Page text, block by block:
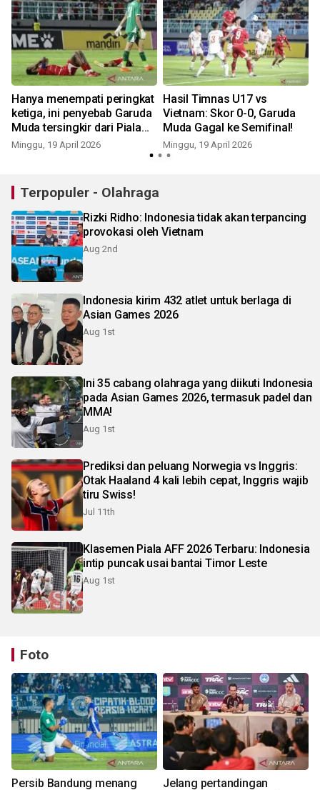
Hanya menempati peringkat
ketiga, ini penyebab Garuda
Muda tersingkir dari Piala
AFF U-17
Minggu, 19 April 2026
Hasil Timnas U17 vs
Vietnam: Skor 0-0, Garuda
Muda Gagal ke Semifinal!
Minggu, 19 April 2026
Terpopuler - Olahraga
Rizki Ridho: Indonesia tidak akan terpancing
provokasi oleh Vietnam
Aug 2nd
Indonesia kirim 432 atlet untuk berlaga di
Asian Games 2026
Aug 1st
Ini 35 cabang olahraga yang diikuti Indonesia
pada Asian Games 2026, termasuk padel dan
MMA!
Aug 1st
Prediksi dan peluang Norwegia vs Inggris:
Otak Haaland 4 kali lebih cepat, Inggris wajib
tiru Swiss!
Jul 11th
Klasemen Piala AFF 2026 Terbaru: Indonesia
intip puncak usai bantai Timor Leste
Aug 1st
Foto
Persib Bandung menang
Jelang pertandingan